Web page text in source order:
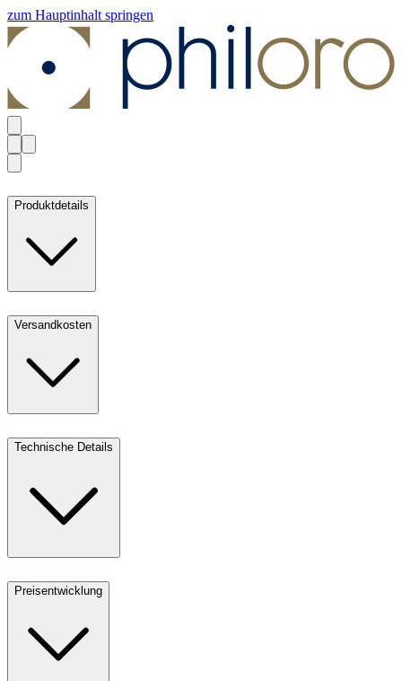
zum Hauptinhalt springen
Produktdetails
Versandkosten
Technische Details
Preisentwicklung